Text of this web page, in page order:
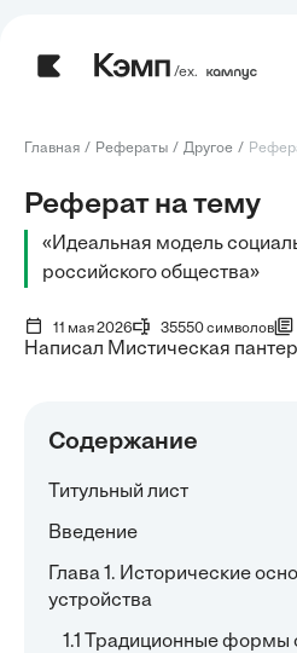
/ех.
Главная Рефераты Другое
Реферат на тему
«Идеальная модель
российского общества»
11 мая 2026 35550 символов
Написал Мистическая
Содержание
Титульный лист
Введение
Глава 1. Исторические
устройства
1.1 Традиционные формы